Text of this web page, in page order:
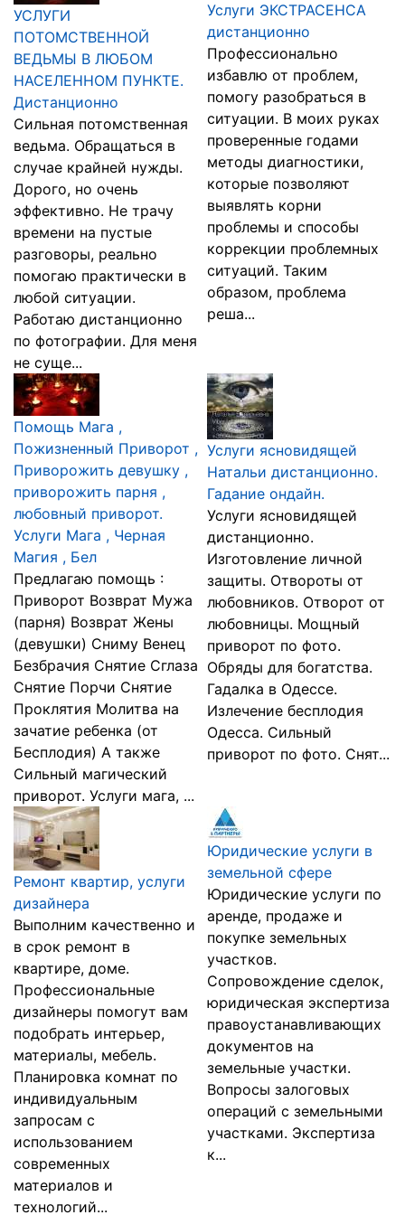
УСЛУГИ
ПОТОМСТВЕННОЙ
ВЕДЬМЫ В ЛЮБОМ
НАСЕЛЕННОМ ПУНКТЕ.
Дистанционно
Сильная потомственная
ведьма. Обращаться в
случае крайней нужды.
Дорого, но очень
эффективно. Не трачу
времени на пустые
разговоры, реально
помогаю практически в
любой ситуации.
Работаю дистанционно
по фотографии. Для меня
не суще...
Услуги ЭКСТРАСЕНСА
дистанционно
Профессионально
избавлю от проблем,
помогу разобраться в
ситуации. В моих руках
проверенные годами
методы диагностики,
которые позволяют
выявлять корни
проблемы и способы
коррекции проблемных
ситуаций. Таким
образом, проблема
реша...
Помощь Мага ,
Пожизненный Приворот ,
Приворожить девушку ,
приворожить парня ,
любовный приворот.
Услуги Мага , Черная
Магия , Бел
Предлагаю помощь :
Приворот Возврат Мужа
(парня) Возврат Жены
(девушки) Сниму Венец
Безбрачия Снятие Сглаза
Снятие Порчи Снятие
Проклятия Молитва на
зачатие ребенка (от
Бесплодия) А также
Сильный магический
приворот. Услуги мага, ...
Услуги ясновидящей
Натальи дистанционно.
Гадание ондайн.
Услуги ясновидящей
дистанционно.
Изготовление личной
защиты. Отвороты от
любовников. Отворот от
любовницы. Мощный
приворот по фото.
Обряды для богатства.
Гадалка в Одессе.
Излечение бесплодия
Одесса. Сильный
приворот по фото. Снят...
Ремонт квартир, услуги
дизайнера
Выполним качественно и
в срок ремонт в
квартире, доме.
Профессиональные
дизайнеры помогут вам
подобрать интерьер,
материалы, мебель.
Планировка комнат по
индивидуальным
запросам с
использованием
современных
материалов и
технологий...
Юридические услуги в
земельной сфере
Юридические услуги по
аренде, продаже и
покупке земельных
участков.
Сопровождение сделок,
юридическая экспертиза
правоустанавливающих
документов на
земельные участки.
Вопросы залоговых
операций с земельными
участками. Экспертиза
к...